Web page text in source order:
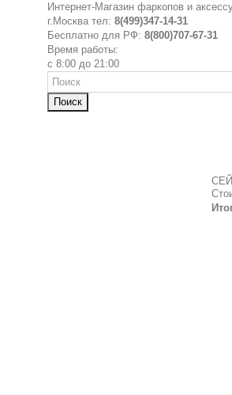
Интернет-Магазин фаркопов и
г.Москва тел: 8(499)347-14-31
Бесплатно для РФ: 8(800)707-67-31
Время работы:
с 8:00 до 21:00
Поиск